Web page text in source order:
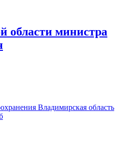
области министра
Владимирская область